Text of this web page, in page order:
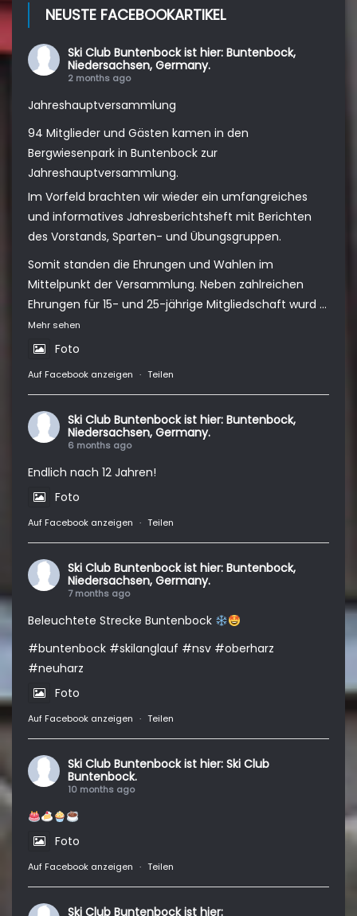
NEUSTE FACEBOOKARTIKEL
Ski Club Buntenbock ist hier: Buntenbock,
Niedersachsen, Germany.
2 months ago
Jahreshauptversammlung
94 Mitglieder und Gästen kamen in den
Bergwiesenpark in Buntenbock zur
Jahreshauptversammlung.
Im Vorfeld brachten wir wieder ein umfangreiches
und informatives Jahresberichtsheft mit Berichten
des Vorstands, Sparten- und Übungsgruppen.
Somit standen die Ehrungen und Wahlen im
Mittelpunkt der Versammlung. Neben zahlreichen
Ehrungen für 15- und 25-jährige Mitgliedschaft wurd ...
Mehr sehen
Foto
Auf Facebook anzeigen · Teilen
Ski Club Buntenbock ist hier: Buntenbock,
Niedersachsen, Germany.
6 months ago
Endlich nach 12 Jahren!
Foto
Auf Facebook anzeigen · Teilen
Ski Club Buntenbock ist hier: Buntenbock,
Niedersachsen, Germany.
7 months ago
Beleuchtete Strecke Buntenbock
#buntenbock #skilanglauf #nsv #oberharz
#neuharz
Foto
Auf Facebook anzeigen · Teilen
Ski Club Buntenbock ist hier: Ski Club
Buntenbock.
10 months ago
Foto
Auf Facebook anzeigen · Teilen
Ski Club Buntenbock ist hier: